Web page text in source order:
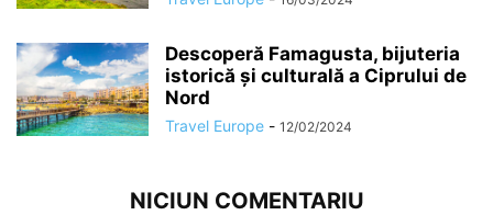
Descoperă Famagusta, bijuteria
istorică și culturală a Ciprului de
Nord
Travel Europe - 12/02/2024
NICIUN COMENTARIU